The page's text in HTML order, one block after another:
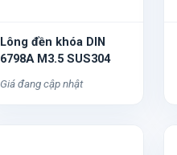
Lông đền khóa DIN
6798A M3.5 SUS304
Giá đang cập nhật